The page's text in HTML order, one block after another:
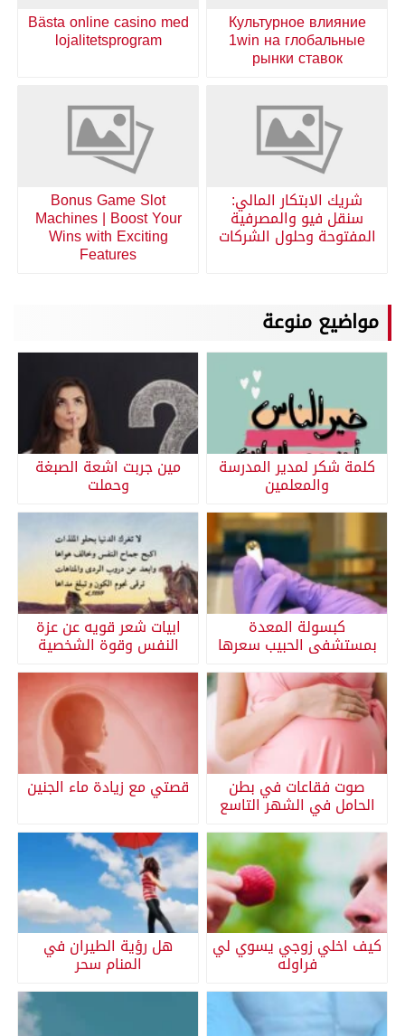
Культурное влияние
1win на глобальные
рынки ставок
Bästa online casino med
lojalitetsprogram
شريك الابتكار المالي:
سنقل فيو والمصرفية
المفتوحة وحلول الشركات
Bonus Game Slot
Machines | Boost Your
Wins with Exciting
Features
مواضيع منوعة
كلمة شكر لمدير المدرسة
والمعلمين
مين جربت اشعة الصبغة
وحملت
كبسولة المعدة
بمستشفى الحبيب سعرها
ابيات شعر قويه عن عزة
النفس وقوة الشخصية
صوت فقاعات في بطن
الحامل في الشهر التاسع
قصتي مع زيادة ماء الجنين
كيف اخلي زوجي يسوي لي
فراوله
هل رؤية الطيران في
المنام سحر